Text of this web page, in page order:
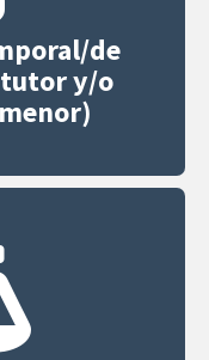
de
tutor y/o